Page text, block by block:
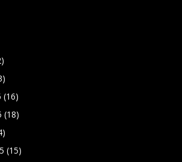
(16)
(18)
(15)